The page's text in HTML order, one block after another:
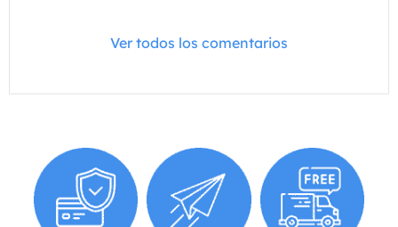
Ver todos los comentarios